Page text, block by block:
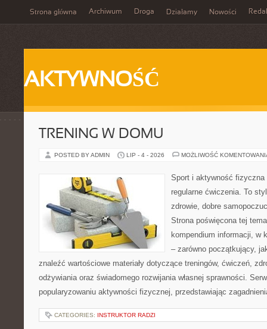
Strona główna Archiwum Droga Działamy Nowości
AKTYWNOŚĆ
TRENING W DOMU
POSTED BY ADMIN LIP - 4 - 2026 MOŻLIWOŚĆ
Sport i aktywność
regularne ćwiczenia. To
zdrowie, dobre
Strona poświęcona tej
kompendium informacji, w
– zarówno początkujący,
znaleźć wartościowe materiały dotyczące treningów, ćwiczeń,
odżywiania oraz świadomego rozwijania własnej sprawności.
popularyzowaniu aktywności fizycznej, przedstawiając
CATEGORIES: INSTRUKTOR RADZI